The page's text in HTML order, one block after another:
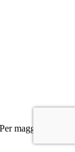
maggiori